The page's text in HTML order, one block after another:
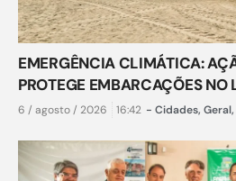
EMERGÊNCIA CLIMÁTICA:
PROTEGE EMBARCAÇÕES NO
6 / agosto / 2026 16:42 - Cidades, Geral,